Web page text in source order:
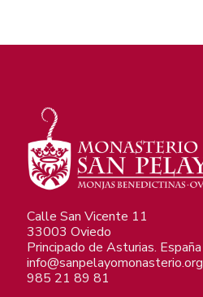
Calle San Vicente 11
33003 Oviedo
Principado de Asturias. España
info@sanpelayomonasterio.org
985 21 89 81